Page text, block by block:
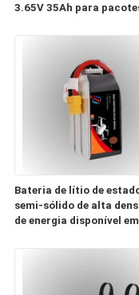
3.65V 35Ah para
Bateria de lítio de
semi-sólido de alta
de energia disponível em
22000mAh, 27000mAh,
configurações 6S, 12S,